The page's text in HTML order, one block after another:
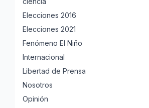
Elecciones 2016
Elecciones 2021
Fenómeno El Niño
Internacional
Libertad de Prensa
Nosotros
Opinión